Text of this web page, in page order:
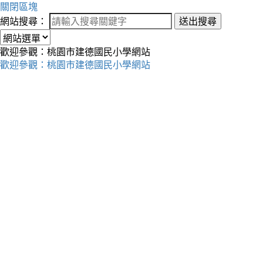
關閉區塊
網站搜尋：
送出搜尋
歡迎參觀：桃園市建德國民小學網站
歡迎參觀：桃園市建德國民小學網站